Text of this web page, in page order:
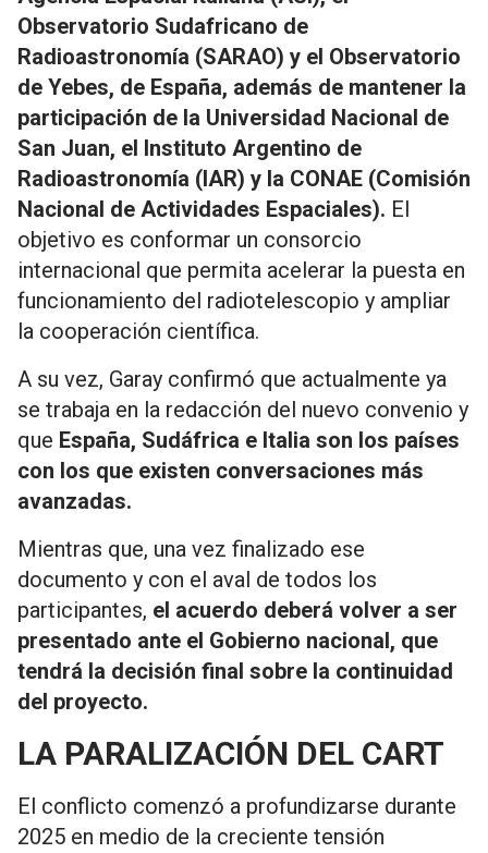
Observatorio Sudafricano de
Radioastronomía (SARAO) y el Observatorio
de Yebes, de España, además de mantener la
participación de la Universidad Nacional de
San Juan, el Instituto Argentino de
Radioastronomía (IAR) y la CONAE (Comisión
Nacional de Actividades Espaciales). El
objetivo es conformar un consorcio
internacional que permita acelerar la puesta en
funcionamiento del radiotelescopio y ampliar
la cooperación científica.
A su vez, Garay confirmó que actualmente ya
se trabaja en la redacción del nuevo convenio y
que España, Sudáfrica e Italia son los países
con los que existen conversaciones más
avanzadas.
Mientras que, una vez finalizado ese
documento y con el aval de todos los
participantes, el acuerdo deberá volver a ser
presentado ante el Gobierno nacional, que
tendrá la decisión final sobre la continuidad
del proyecto.
LA PARALIZACIÓN DEL CART
El conflicto comenzó a profundizarse durante
2025 en medio de la creciente tensión